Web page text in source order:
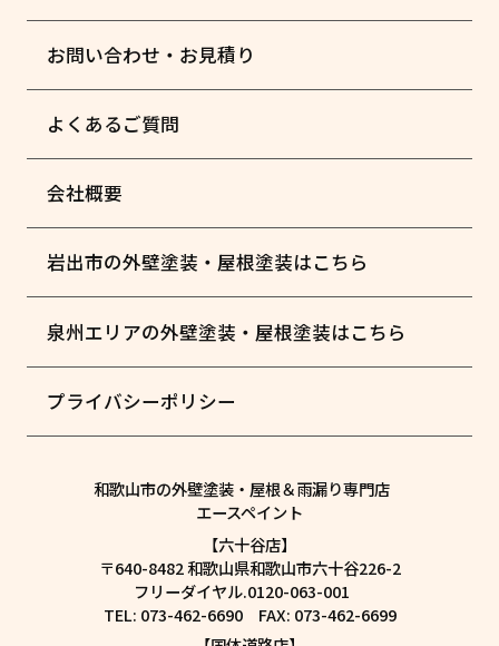
お問い合わせ・お見積り
よくあるご質問
会社概要
岩出市の外壁塗装・屋根塗装はこちら
泉州エリアの外壁塗装・屋根塗装はこちら
プライバシーポリシー
和歌山市の外壁塗装・屋根＆雨漏り専門店
エースペイント
【六十谷店】
〒640-8482 和歌山県和歌山市六十谷226-2
フリーダイヤル.0120-063-001
TEL: 073-462-6690 FAX: 073-462-6699